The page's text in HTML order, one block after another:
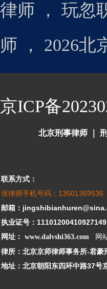
律师
， 玩忽
师
， 2026北
京ICP备
北京刑事律师
联系方式：
张律师手机号码：13501369536
邮箱：
执业证号：11101200410927149
网址： www.dalvshi363.com 网
律所：北京京师律师事务所-君豪
地址：北京朝阳东四环中路37号